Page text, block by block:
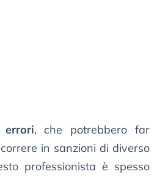
errori, che potrebbero far
in sanzioni di diverso
professionista è spesso